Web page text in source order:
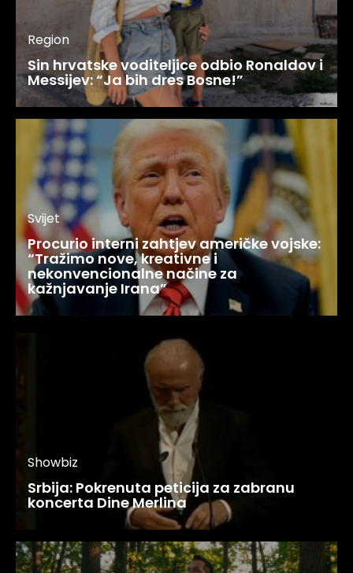
Region
Sin hrvatske voditeljice odbio Ronaldov i
Messijev: “Ja bih dres Bosne!”
Svijet
Procurio interni zahtjev američke vojske:
“Tražimo nove, kreativne i
nekonvencionalne načine za
kažnjavanje Irana”
Showbiz
Srbija: Pokrenuta peticija za zabranu
koncerta Dine Merlina